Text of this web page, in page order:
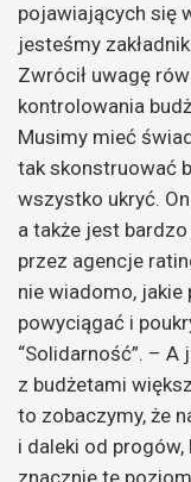
pojawiających się
jesteśmy
Zwrócił uwagę
kontrolowania
Musimy mieć
tak skonstruować
wszystko ukryć.
a także jest
przez agencje
nie wiadomo,
powyciągać i
“Solidarność”. –
z budżetami
to zobaczymy, że
i daleki od progów,